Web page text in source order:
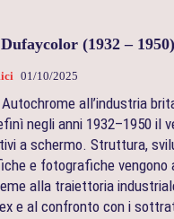
(1932 – 1950)
01/10/2025
all’industria
negli anni 1932–1950 il
a schermo. Struttura,
e fotografiche vengono
alla traiettoria
e al confronto con i